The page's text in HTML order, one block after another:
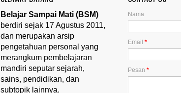
Belajar Sampai Mati (BSM)
berdiri sejak 17 Agustus 2011,
dan merupakan arsip
pengetahuan personal yang
merangkum pembelajaran
mandiri seputar sejarah,
sains, pendidikan, dan
subtopik lainnya.
Nama
Email*
Pesan*